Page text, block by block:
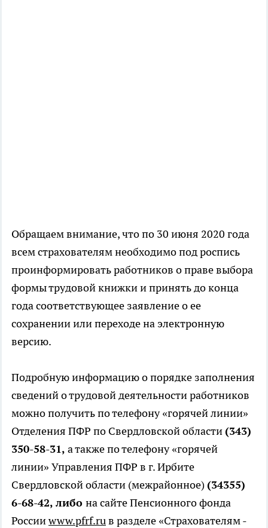
Обращаем внимание, что по 30 июня 2020 года
всем страхователям необходимо под роспись
проинформировать работников о праве выбора
формы трудовой книжки и принять до конца
года соответствующее заявление о ее
сохранении или переходе на электронную
версию.
Подробную информацию о порядке заполнения
сведений о трудовой деятельности работников
можно получить по телефону «горячей линии»
Отделения ПФР по Свердловской области (343)
350-58-31, а также по телефону «горячей
линии» Управления ПФР в г. Ирбите
Свердловской области (межрайонное) (34355)
6-68-42, либо на сайте Пенсионного фонда
Россииwww.pfrf.ruв разделе «Страхователям -